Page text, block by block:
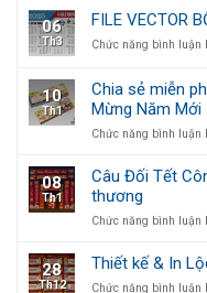
06
Th3
FILE VECTOR
Chức năng bình luận
10
Th1
Chia sẻ miễn
Mừng Năm Mới
Chức năng bình luận
08
Th1
Câu Đối Tết
thương
Chức năng bình luận
28
Th12
Thiết kế & In
Chức năng bình luận